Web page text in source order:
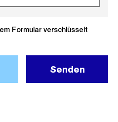
Formular verschlüsselt
Senden